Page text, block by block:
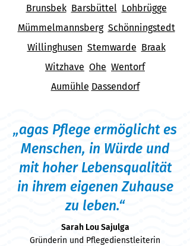
Brunsbek Barsbüttel Lohbrügge
Mümmelmannsberg Schönningstedt
Willinghusen Stemwarde Braak
Witzhave Ohe Wentorf
Aumühle Dassendorf
„agas Pflege ermöglicht es
Menschen, in Würde und
mit hoher Lebensqualität
in ihrem eigenen Zuhause
zu leben.“
Sarah Lou Sajulga
Gründerin und Pflegedienstleiterin